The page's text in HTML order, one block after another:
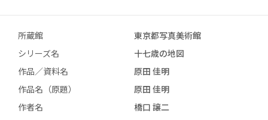
所蔵館
東京都写真美術館
シリーズ名
十七歳の地図
作品／資料名
原田 佳明
作品名（原題）
原田 佳明
作者名
橋口 譲二